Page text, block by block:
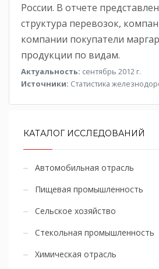
России. В отчете
структура перевозок,
компании покупатели
продукции по видам.
Актуальность: сентябрь 2012 г.
Источники: Статистика
КАТАЛОГ ИССЛЕДОВАНИЙ
Автомобильная отрасль
Пищевая промышленность
Сельское хозяйство
Стекольная промышленность
Химическая отрасль